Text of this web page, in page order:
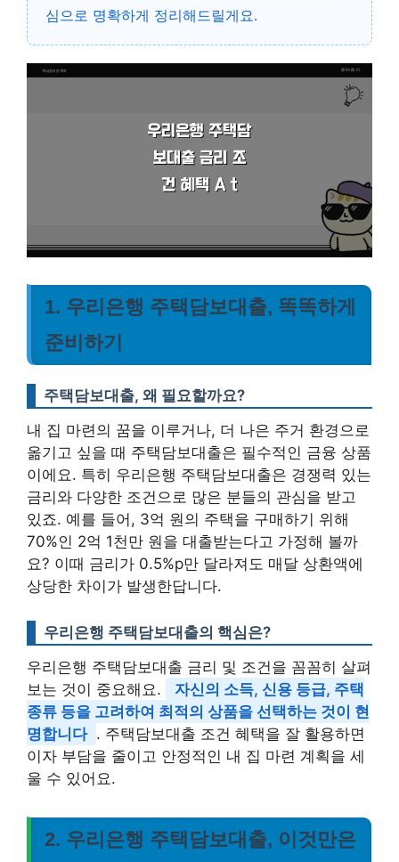
심으로 명확하게 정리해드릴게요.
1. 우리은행 주택담보대출, 똑똑하게
준비하기
주택담보대출, 왜 필요할까요?
내 집 마련의 꿈을 이루거나, 더 나은 주거 환경으로
옮기고 싶을 때 주택담보대출은 필수적인 금융 상품
이에요. 특히 우리은행 주택담보대출은 경쟁력 있는
금리와 다양한 조건으로 많은 분들의 관심을 받고
있죠. 예를 들어, 3억 원의 주택을 구매하기 위해
70%인 2억 1천만 원을 대출받는다고 가정해 볼까
요? 이때 금리가 0.5%p만 달라져도 매달 상환액에
상당한 차이가 발생한답니다.
우리은행 주택담보대출의 핵심은?
우리은행 주택담보대출 금리 및 조건을 꼼꼼히 살펴
보는 것이 중요해요.
자신의 소득, 신용 등급, 주택
종류 등을 고려하여 최적의 상품을 선택하는 것이 현
명합니다 . 주택담보대출 조건 혜택을 잘 활용하면
이자 부담을 줄이고 안정적인 내 집 마련 계획을 세
울 수 있어요.
2. 우리은행 주택담보대출, 이것만은